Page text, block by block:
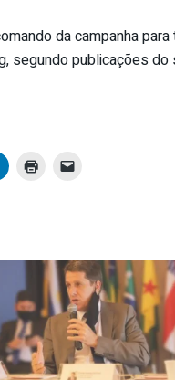
da campanha
segundo publicações